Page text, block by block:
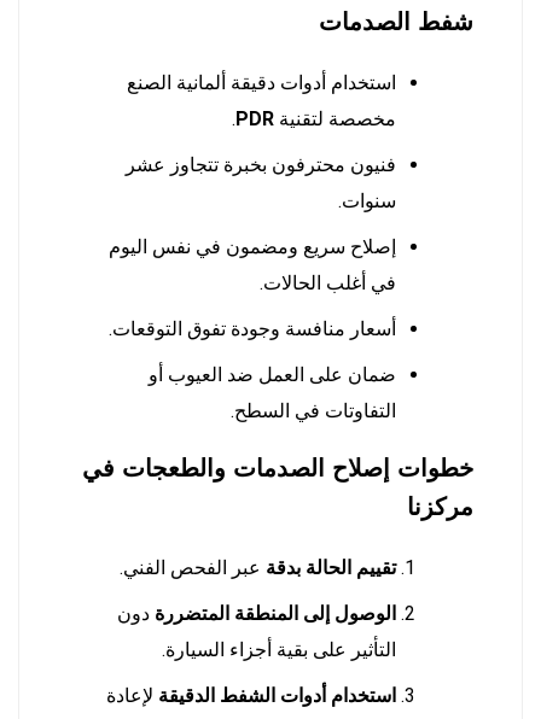
شفط الصدمات
استخدام أدوات دقيقة ألمانية الصنع
مخصصة لتقنية PDR
.
فنيون محترفون بخبرة تتجاوز عشر
سنوات.
إصلاح سريع ومضمون في نفس اليوم
في أغلب الحالات.
أسعار منافسة وجودة تفوق التوقعات.
ضمان على العمل ضد العيوب أو
التفاوتات في السطح.
خطوات إصلاح الصدمات والطعجات في
مركزنا
تقييم الحالة بدقة عبر الفحص الفني.
الوصول إلى المنطقة المتضررة دون
التأثير على بقية أجزاء السيارة.
استخدام أدوات الشفط الدقيقة لإعادة